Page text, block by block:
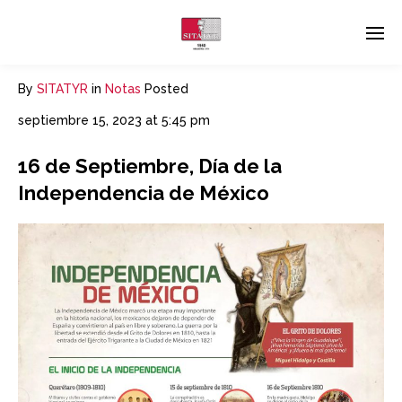
By SITATYR in Notas Posted
septiembre 15, 2023 at 5:45 pm
16 de Septiembre, Día de la
Independencia de México